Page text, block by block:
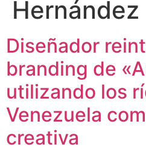
Hernández
Diseñador
branding de
utilizando los
Venezuela
creativa